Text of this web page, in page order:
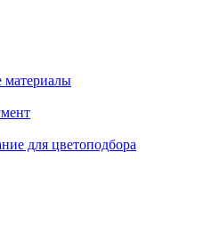
материалы
для цветоподбора